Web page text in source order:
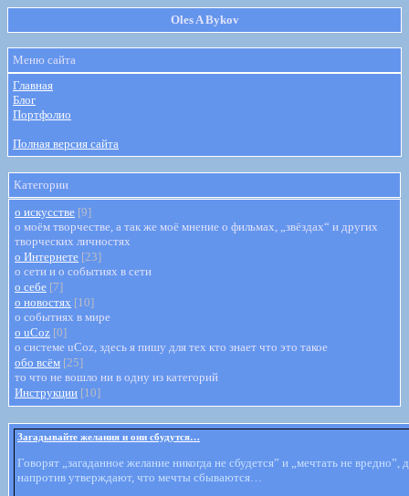
Oles A Bykov
Меню сайта
Главная
Блог
Портфолио
Полная версия сайта
Категории
о искусстве [9]
о моём творчестве, а так же моё мнение о фильмах, „звёздах“ и других
творческих личностях
о Интернете [23]
о сети и о событиях в сети
о себе [7]
о новостях [10]
о событиях в мире
о uCoz [0]
о системе uCoz, здесь я пишу для тех кто знает что это такое
обо всём [25]
то что не вошло ни в одну из категорий
Инструкции [10]
Загадывайте желания и они сбудутся…
Говорят „загаданное желание никогда не сбудется” и „мечтать не вредно”,
напротив утверждают, что мечты сбываются…